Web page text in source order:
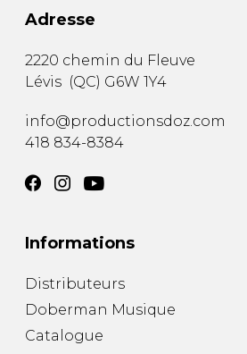
Adresse
2220 chemin du Fleuve
Lévis (QC) G6W 1Y4
info@productionsdoz.com
418 834-8384
Informations
Distributeurs
Doberman Musique
Catalogue